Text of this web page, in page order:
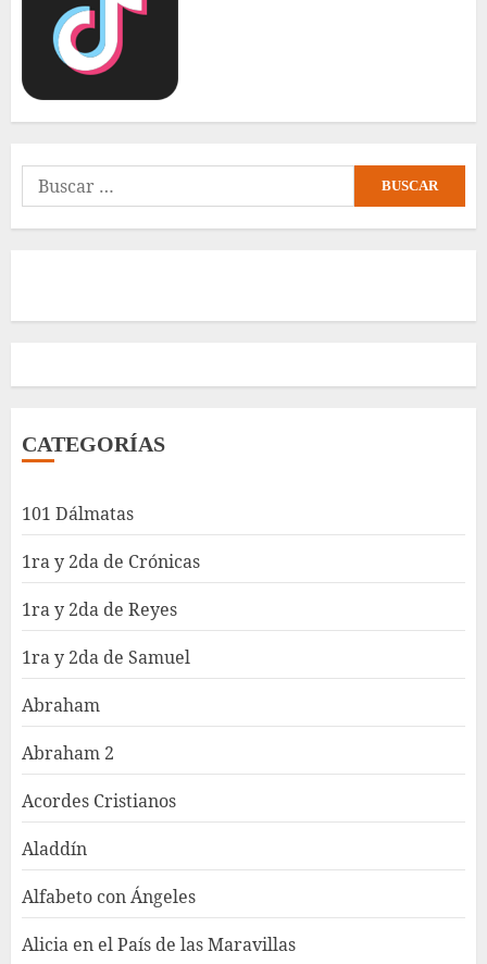
Buscar:
CATEGORÍAS
101 Dálmatas
1ra y 2da de Crónicas
1ra y 2da de Reyes
1ra y 2da de Samuel
Abraham
Abraham 2
Acordes Cristianos
Aladdín
Alfabeto con Ángeles
Alicia en el País de las Maravillas